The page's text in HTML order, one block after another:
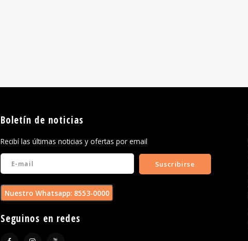
Boletín de noticias
Recibí las últimas noticias y ofertas por email
Suscribirse
Nuestro Whatsapp: 8553-0000
Seguinos en redes